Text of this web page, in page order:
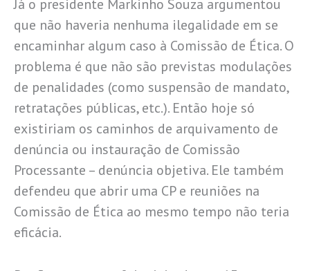
Já o presidente Markinho Souza argumentou
que não haveria nenhuma ilegalidade em se
encaminhar algum caso à Comissão de Ética. O
problema é que não são previstas modulações
de penalidades (como suspensão de mandato,
retratações públicas, etc.). Então hoje só
existiriam os caminhos de arquivamento de
denúncia ou instauração de Comissão
Processante – denúncia objetiva. Ele também
defendeu que abrir uma CP e reuniões na
Comissão de Ética ao mesmo tempo não teria
eficácia.